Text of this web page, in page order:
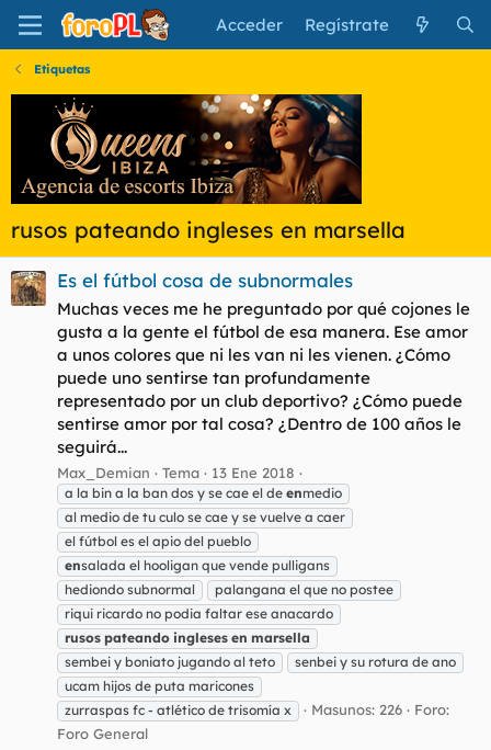
Acceder Regístrate
Etiquetas
rusos pateando ingleses en marsella
Es el fútbol cosa de subnormales
Muchas veces me he preguntado por qué cojones le
gusta a la gente el fútbol de esa manera. Ese amor
a unos colores que ni les van ni les vienen. ¿Cómo
puede uno sentirse tan profundamente
representado por un club deportivo? ¿Cómo puede
sentirse amor por tal cosa? ¿Dentro de 100 años le
seguirá...
Max_Demian Tema 13 Ene 2018
a la bin a la ban dos y se cae el de enmedio
al medio de tu culo se cae y se vuelve a caer
el fútbol es el apio del pueblo
ensalada el hooligan que vende pulligans
hediondo subnormal
palangana el que no postee
riqui ricardo no podia faltar ese anacardo
rusos pateando ingleses en marsella
sembei y boniato jugando al teto
senbei y su rotura de ano
ucam hijos de puta maricones
zurraspas fc - atlético de trisomía x
Masunos: 226
Foro:
Foro General